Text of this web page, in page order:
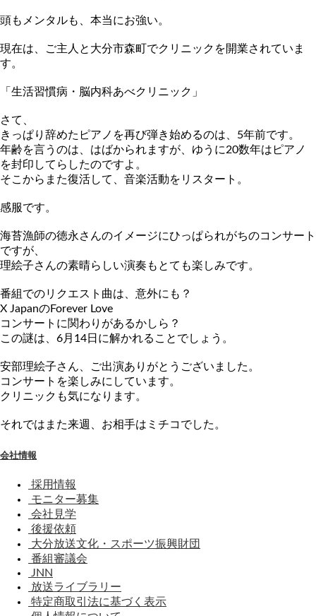
頭もメンタルも、本当にお強い。
現在は、ご主人と大分市森町でクリニックを開業されていま
す。
「生活習慣病・脳内科あべクリニック」
さて、
きっぱり辞めたピアノを再び弾き始めるのは、5年前です。
年齢を言うのは、はばかられますが、ゆうに20数年はピアノ
を封印してらしたのですよ。
そこからまた復活して、音楽活動をリスタート。
感服です。
海苔漁師の徳永さんのイメージにひっぱられがちのコンサート
ですが、
理絵子さんの素晴らしい演奏もとても楽しみです。
番組でのリクエスト曲は、意外にも？
X JapanのForever Love
コンサートに関わりがあるかしら？
この謎は、6月14日に解かれることでしょう。
安部理絵子さん、ご出演ありがとうございました。
コンサートを楽しみにしています。
クリニックも気になります。
それではまた来週、お相手はミチコでした。
会社情報
採用情報
モニター募集
会社見学
後援依頼
大分放送文化・スポーツ振興財団
番組審議会
JNN
放送ライブラリー
特定商取引法に基づく表示